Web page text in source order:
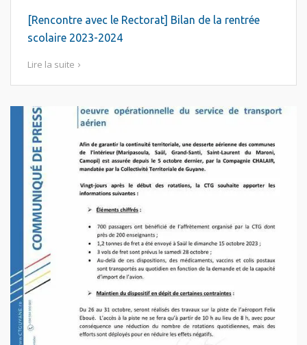
[Rencontre avec le Rectorat] Bilan de la rentrée
scolaire 2023-2024
Lire la suite